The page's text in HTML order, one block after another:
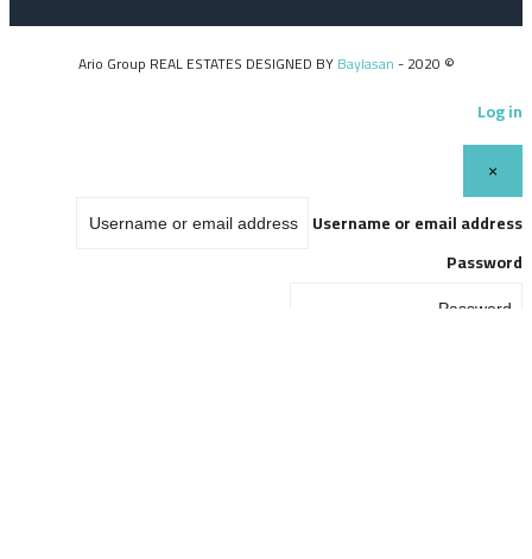
© 2020 - Ario Group REAL ESTATES DESIGNED BY
Baylasan
Log in
×
Username or email address
Password